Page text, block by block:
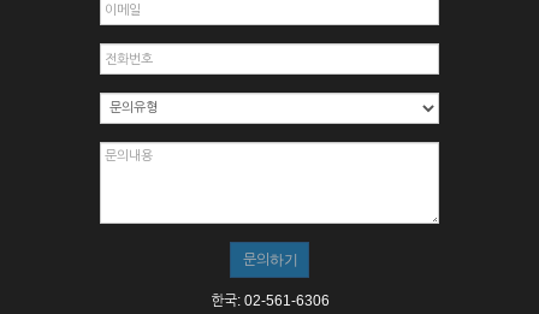
한국: 02-561-6306